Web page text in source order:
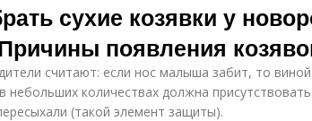
сухие козявки у
появления
считают: если нос малыша забит, то
небольших количествах должна
(такой элемент защиты).